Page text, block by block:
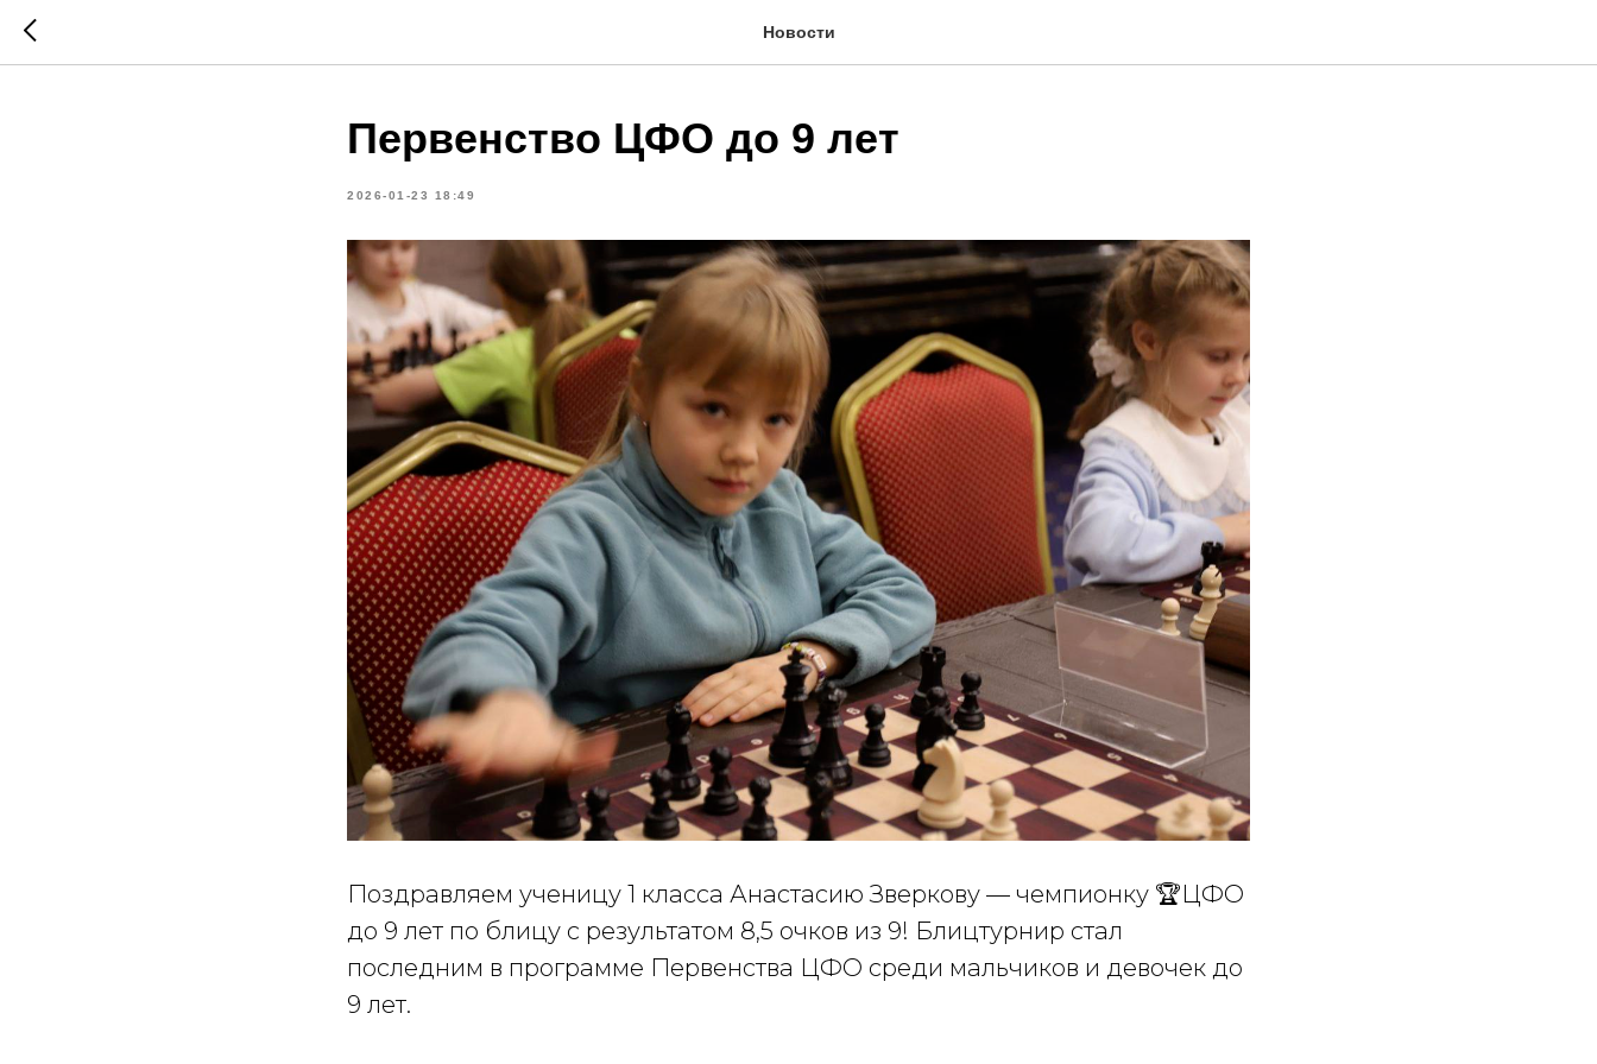
Новости
Первенство ЦФО до 9 лет
2026-01-23 18:49
Поздравляем ученицу 1 класса Анастасию Зверкову — чемпионку 🏆ЦФО
до 9 лет по блицу с результатом 8,5 очков из 9! Блицтурнир стал
последним в программе Первенства ЦФО среди мальчиков и девочек до
9 лет.